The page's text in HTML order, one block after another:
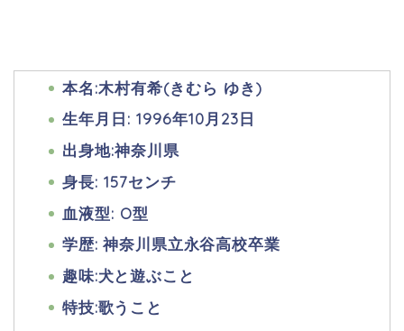
本名:木村有希(きむら ゆき)
生年月日: 1996年10月23日
出身地:神奈川県
身長: 157センチ
血液型: O型
学歴: 神奈川県立永谷高校卒業
趣味:犬と遊ぶこと
特技:歌うこと